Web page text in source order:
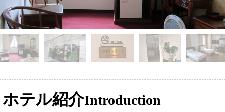
ホテル紹介Introduction